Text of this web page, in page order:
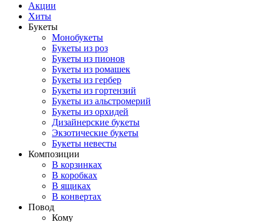
Акции
Хиты
Букеты
Монобукеты
Букеты из роз
Букеты из пионов
Букеты из ромашек
Букеты из гербер
Букеты из гортензий
Букеты из альстромерий
Букеты из орхидей
Дизайнерские букеты
Экзотические букеты
Букеты невесты
Композиции
В корзинках
В коробках
В ящиках
В конвертах
Повод
Кому